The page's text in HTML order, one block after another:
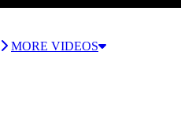
MORE VIDEOS